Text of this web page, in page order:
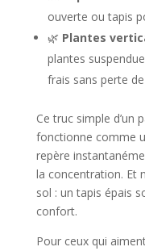
ouverte ou tapis
🌿 Plantes
plantes
frais sans perte
Ce truc simple d’un
fonctionne comme
repère
la concentration. Et
sol : un tapis épais
confort.
Pour ceux qui